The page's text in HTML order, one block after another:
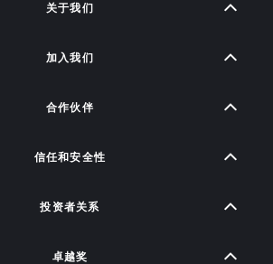
关于我们
加入我们
合作伙伴
信任和安全性
投资者关系
卓越奖